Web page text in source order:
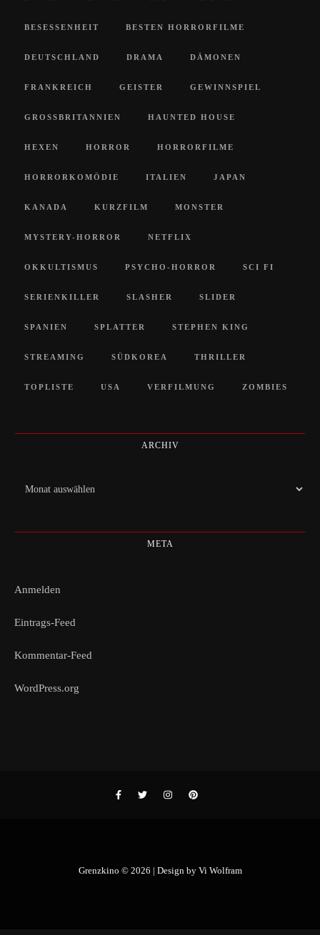
BESESSENHEIT BESTEN HORRORFILME
DEUTSCHLAND DRAMA DÄMONEN
FRANKREICH GEISTER GEWINNSPIEL
GROSSBRITANNIEN HAUNTED HOUSE
HEXEN HORROR HORRORFILME
HORRORKOMÖDIE ITALIEN JAPAN
KANADA KURZFILM MONSTER
MYSTERY-HORROR NETFLIX
OKKULTISMUS PSYCHO-HORROR SCI FI
SERIENKILLER SLASHER SLIDER
SPANIEN SPLATTER STEPHEN KING
STREAMING SÜDKOREA THRILLER
TOPLISTE USA VERFILMUNG ZOMBIES
ARCHIV
Archiv
META
Anmelden
Eintrags-Feed
Kommentar-Feed
WordPress.org
Grenzkino © 2026 | Design by Vi Wolfram